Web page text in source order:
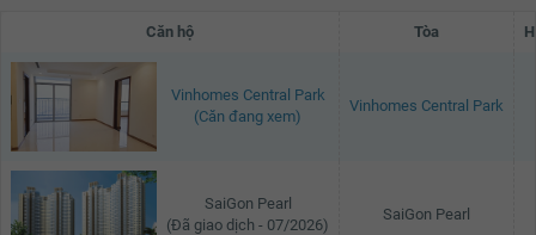
Căn hộ Tòa
Vinhomes Central Park
(Căn đang xem)
Vinhomes Central Park
SaiGon Pearl
(Đã giao dịch - 07/2026)
SaiGon Pearl